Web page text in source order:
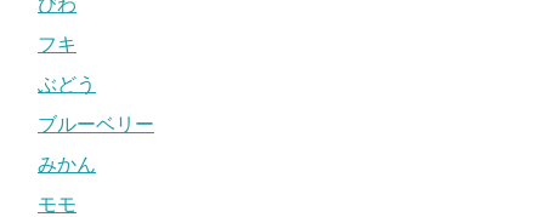
びわ
フキ
ぶどう
ブルーベリー
みかん
モモ